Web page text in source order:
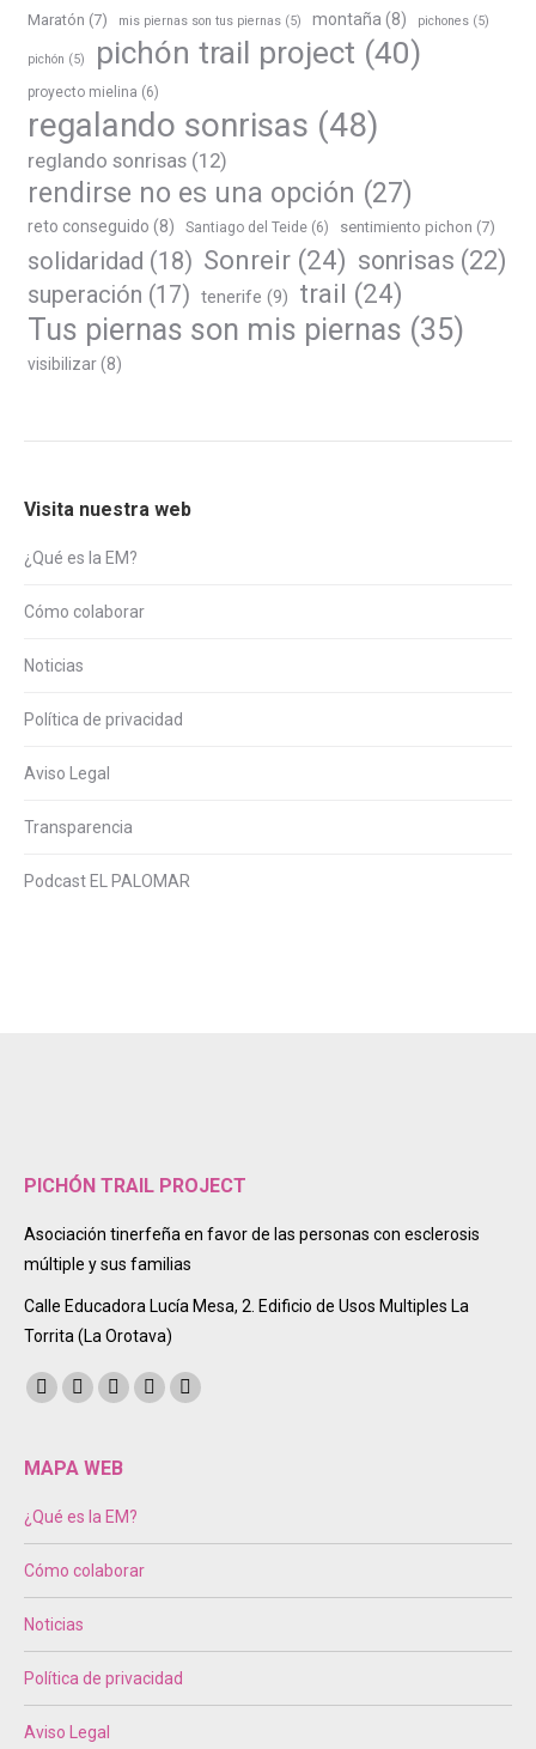
Maratón (7) mis piernas son tus piernas (5) montaña (8) pichones (5)
pichón (5) pichón trail project (40)
proyecto mielina (6)
regalando sonrisas (48)
reglando sonrisas (12)
rendirse no es una opción (27)
reto conseguido (8) Santiago del Teide (6) sentimiento pichon (7)
solidaridad (18) Sonreir (24) sonrisas (22)
superación (17) tenerife (9) trail (24)
Tus piernas son mis piernas (35)
visibilizar(8)
Visita nuestra web
¿Qué es la EM?
Cómo colaborar
Noticias
Política de privacidad
Aviso Legal
Transparencia
Podcast EL PALOMAR
PICHÓN TRAIL PROJECT
Asociación tinerfeña en favor de las personas con esclerosis
múltiple y sus familias
Calle Educadora Lucía Mesa, 2. Edificio de Usos Multiples La
Torrita (La Orotava)
Encuéntranos en:
Facebook
opens
new
Twitter
opens
new
Instagram
opens
new
Mail Sitio
MAPA WEB
¿Qué es la EM?
Cómo colaborar
Noticias
Política de privacidad
Aviso Legal